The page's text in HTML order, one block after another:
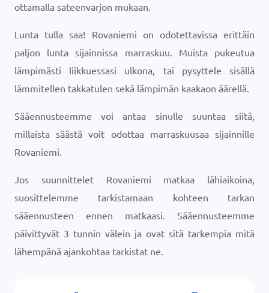
ottamalla sateenvarjon mukaan.
Lunta tulla saa! Rovaniemi on odotettavissa erittäin
paljon lunta sijainnissa marraskuu. Muista pukeutua
lämpimästi liikkuessasi ulkona, tai pysyttele sisällä
lämmitellen takkatulen sekä lämpimän kaakaon äärellä.
Sääennusteemme voi antaa sinulle suuntaa siitä,
millaista säästä voit odottaa marraskuusaa sijainnille
Rovaniemi.
Jos suunnittelet Rovaniemi matkaa lähiaikoina,
suosittelemme tarkistamaan kohteen tarkan
sääennusteen ennen matkaasi. Sääennusteemme
päivittyvät 3 tunnin välein ja ovat sitä tarkempia mitä
lähempänä ajankohtaa tarkistat ne.